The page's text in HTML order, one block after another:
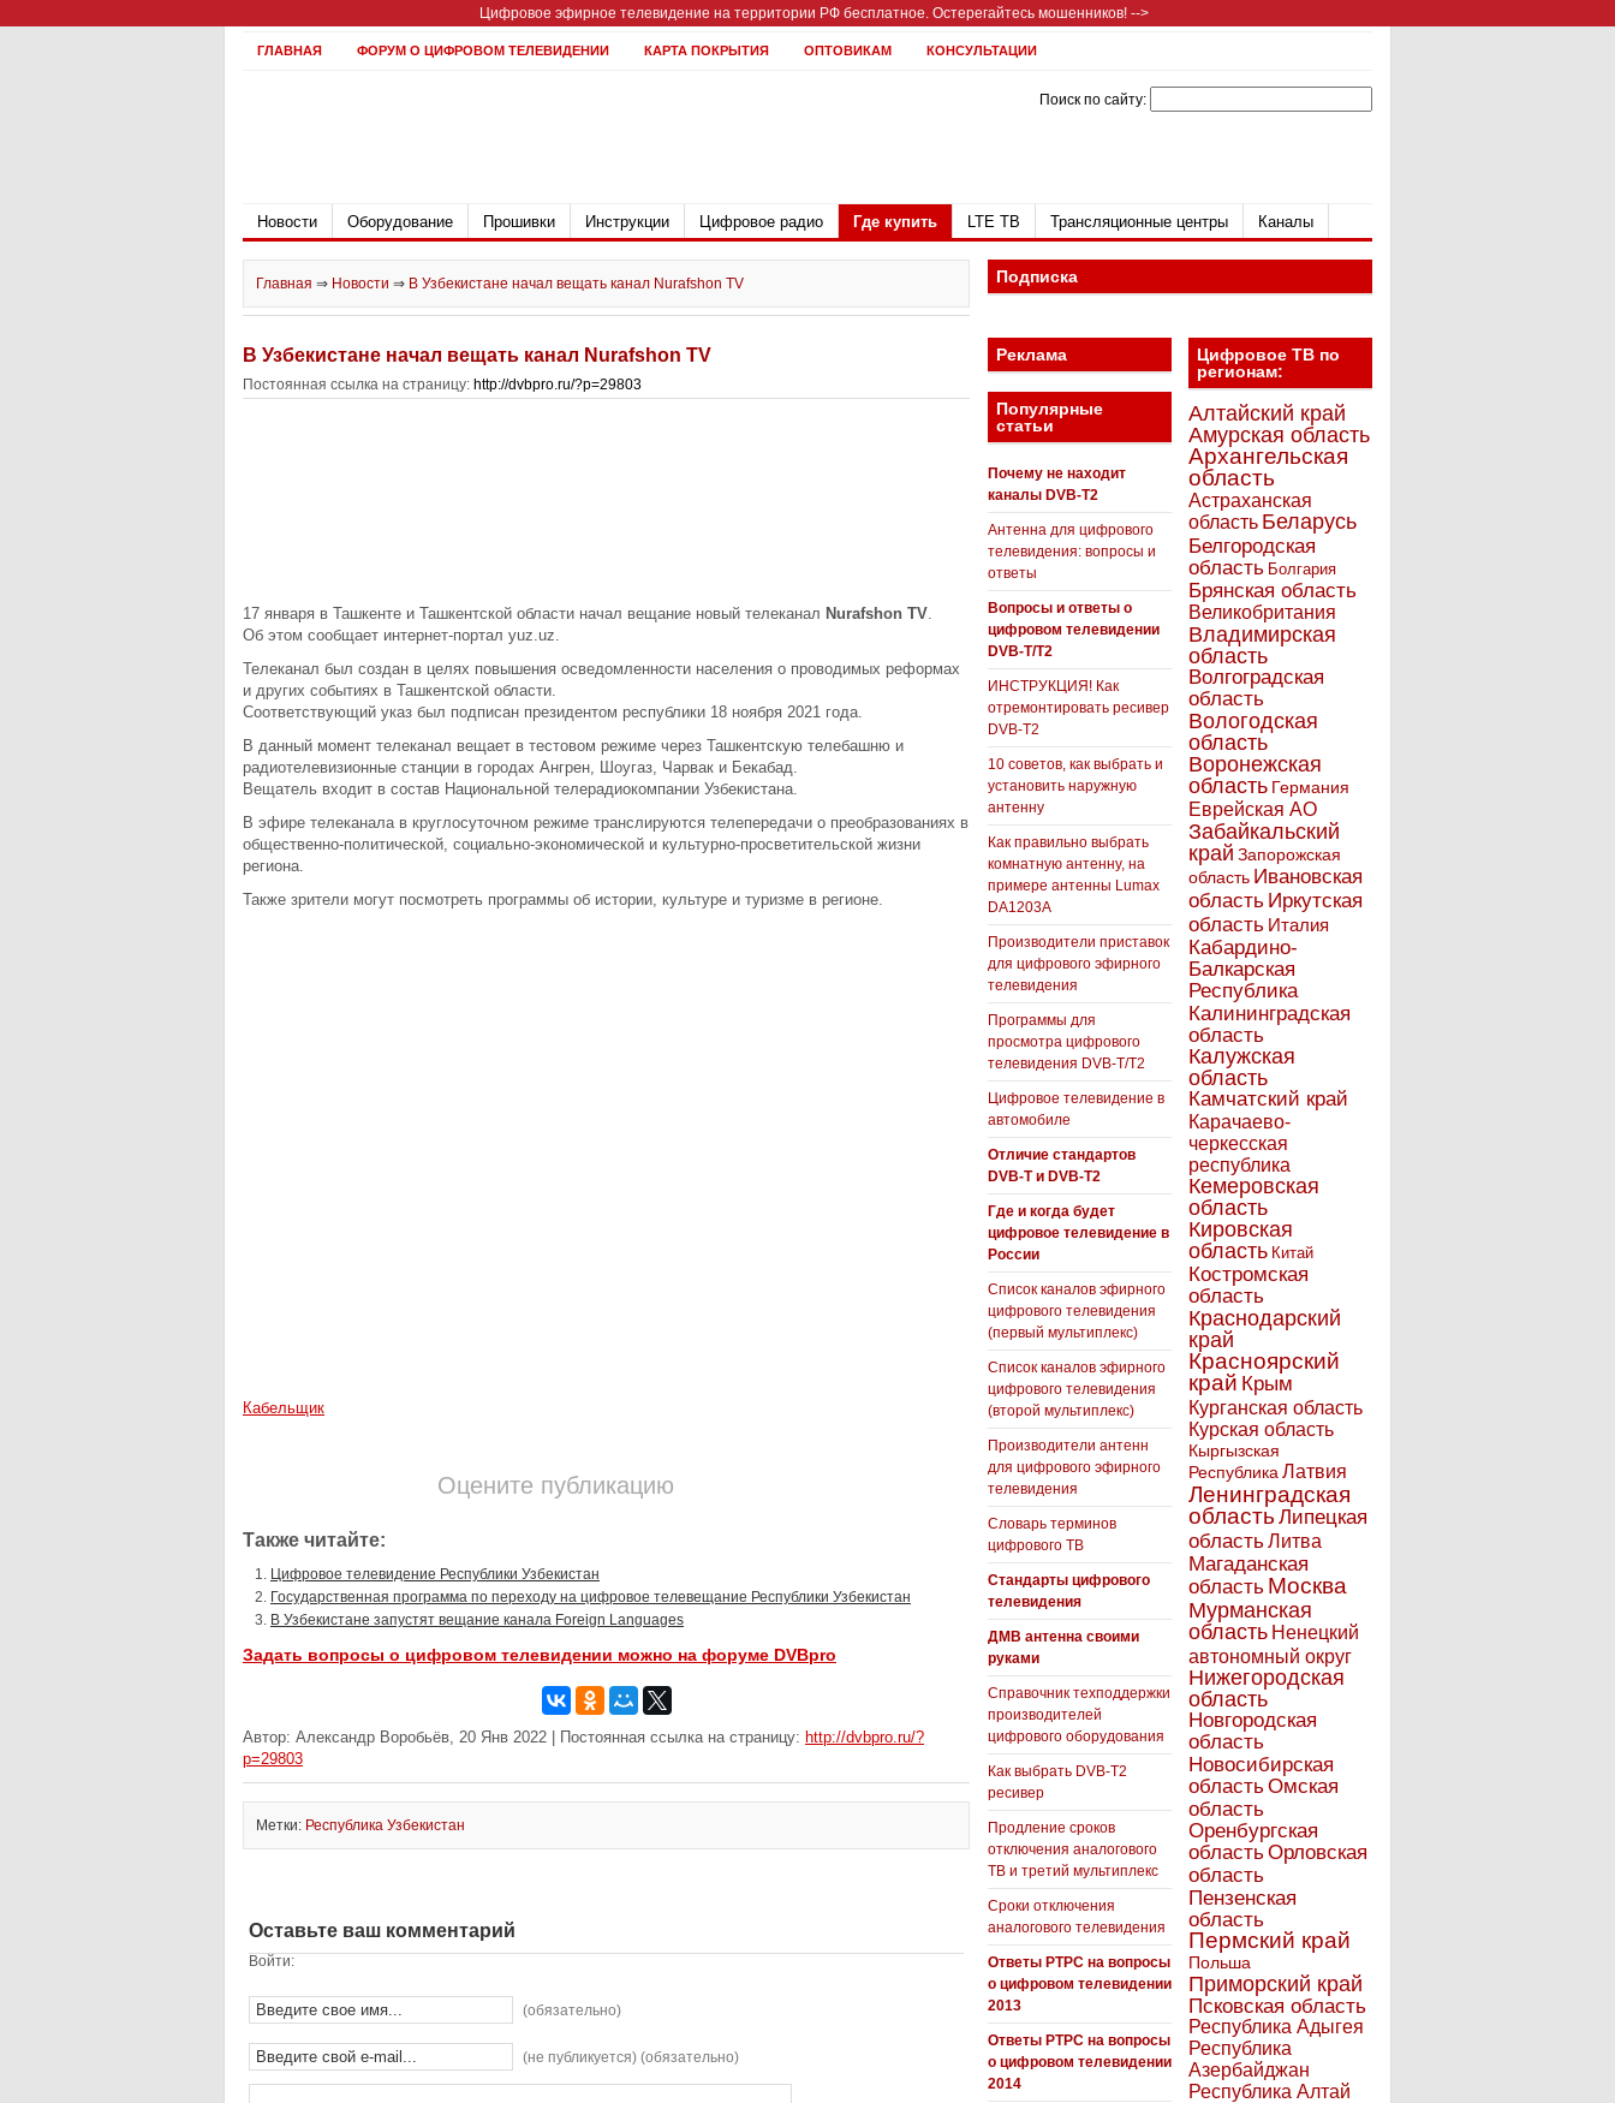
Цифровое эфирное телевидение на территории РФ бесплатное. Остерегайтесь мошенников! -->
ГЛАВНАЯ ФОРУМ О ЦИФРОВОМ ТЕЛЕВИДЕНИИ КАРТА ПОКРЫТИЯ ОПТОВИКАМ КОНСУЛЬТАЦИИ
Поиск по сайту:
Новости Оборудование Прошивки Инструкции Цифровое радио Где купить LTE ТВ Трансляционные центры Каналы
Главная ⇒ Новости ⇒ В Узбекистане начал вещать канал Nurafshon TV
В Узбекистане начал вещать канал Nurafshon TV
Постоянная ссылка на страницу: http://dvbpro.ru/?p=29803
17 января в Ташкенте и Ташкентской области начал вещание новый телеканал Nurafshon TV.
Об этом сообщает интернет-портал yuz.uz.
Телеканал был создан в целях повышения осведомленности населения о проводимых реформах
и других событиях в Ташкентской области.
Соответствующий указ был подписан президентом республики 18 ноября 2021 года.
В данный момент телеканал вещает в тестовом режиме через Ташкентскую телебашню и
радиотелевизионные станции в городах Ангрен, Шоугаз, Чарвак и Бекабад.
Вещатель входит в состав Национальной телерадиокомпании Узбекистана.
В эфире телеканала в круглосуточном режиме транслируются телепередачи о преобразованиях в
общественно-политической, социально-экономической и культурно-просветительской жизни
региона.
Также зрители могут посмотреть программы об истории, культуре и туризме в регионе.
Кабельщик
Оцените публикацию
Также читайте:
Цифровое телевидение Республики Узбекистан
Государственная программа по переходу на цифровое телевещание Республики Узбекистан
В Узбекистане запустят вещание канала Foreign Languages
Задать вопросы о цифровом телевидении можно на форуме DVBpro
Автор: Александр Воробьёв, 20 Янв 2022 | Постоянная ссылка на страницу: http://dvbpro.ru/?
p=29803
Метки: Республика Узбекистан
Оставьте ваш комментарий
Войти:
(обязательно)
(не публикуется) (обязательно)
Подписка
Реклама
Популярные
статьи
Почему не находит
каналы DVB-T2
Антенна для цифрового
телевидения: вопросы и
ответы
Вопросы и ответы о
цифровом телевидении
DVB-T/T2
ИНСТРУКЦИЯ! Как
отремонтировать ресивер
DVB-T2
10 советов, как выбрать и
установить наружную
антенну
Как правильно выбрать
комнатную антенну, на
примере антенны Lumax
DA1203А
Производители приставок
для цифрового эфирного
телевидения
Программы для
просмотра цифрового
телевидения DVB-T/T2
Цифровое телевидение в
автомобиле
Отличие стандартов
DVB-T и DVB-T2
Где и когда будет
цифровое телевидение в
России
Список каналов эфирного
цифрового телевидения
(первый мультиплекс)
Список каналов эфирного
цифрового телевидения
(второй мультиплекс)
Производители антенн
для цифрового эфирного
телевидения
Словарь терминов
цифрового ТВ
Стандарты цифрового
телевидения
ДМВ антенна своими
руками
Справочник техподдержки
производителей
цифрового оборудования
Как выбрать DVB-T2
ресивер
Продление сроков
отключения аналогового
ТВ и третий мультиплекс
Сроки отключения
аналогового телевидения
Ответы РТРС на вопросы
о цифровом телевидении
2013
Ответы РТРС на вопросы
о цифровом телевидении
2014
Цифровое ТВ по
регионам:
Алтайский край
Амурская область
Архангельская
область
Астраханская
область Беларусь
Белгородская
область Болгария
Брянская область
Великобритания
Владимирская
область
Волгоградская
область
Вологодская
область
Воронежская
область Германия
Еврейская АО
Забайкальский
край Запорожская
область Ивановская
область Иркутская
область Италия
Кабардино-
Балкарская
Республика
Калининградская
область
Калужская
область
Камчатский край
Карачаево-
черкесская
республика
Кемеровская
область
Кировская
область Китай
Костромская
область
Краснодарский
край
Красноярский
край Крым
Курганская область
Курская область
Кыргызская
Республика Латвия
Ленинградская
область Липецкая
областьЛитва
Магаданская
область Москва
Мурманская
область Ненецкий
автономный округ
Нижегородская
область
Новгородская
область
Новосибирская
областьОмская
область
Оренбургская
областьОрловская
область
Пензенская
область
Пермский край
Польша
Приморский край
Псковская область
Республика Адыгея
Республика
Азербайджан
Республика Алтай